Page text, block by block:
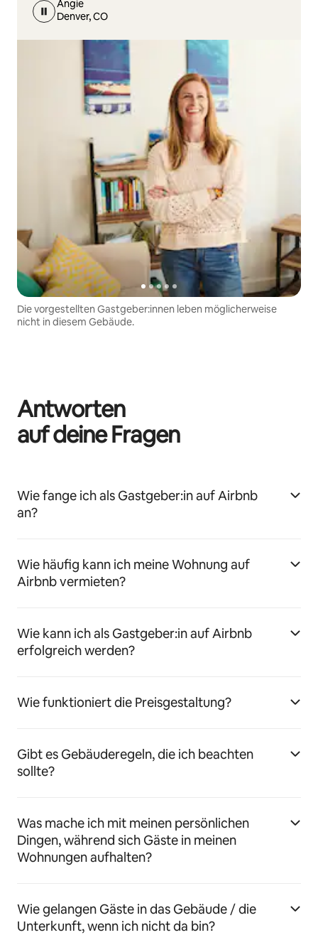
Angie
Denver, CO
Die vorgestellten Gastgeber:innen leben möglicherweise
nicht in diesem Gebäude.
Antworten
auf deine Fragen
Wie fange ich als Gastgeber:in auf Airbnb
an?
Wie häufig kann ich meine Wohnung auf
Airbnb vermieten?
Wie kann ich als Gastgeber:in auf Airbnb
erfolgreich werden?
Wie funktioniert die Preisgestaltung?
Gibt es Gebäuderegeln, die ich beachten
sollte?
Was mache ich mit meinen persönlichen
Dingen, während sich Gäste in meinen
Wohnungen aufhalten?
Wie gelangen Gäste in das Gebäude / die
Unterkunft, wenn ich nicht da bin?